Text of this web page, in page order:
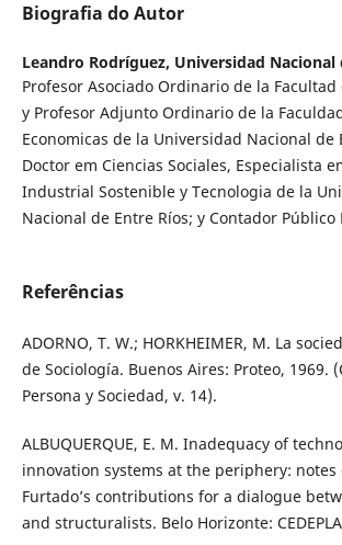
Biografia do Autor
Leandro Rodríguez, Universidad Nacional
Profesor Asociado Ordinario de la Facultad
y Profesor Adjunto Ordinario de la
Economicas de la Universidad Nacional de
Doctor em Ciencias Sociales, Especialista
Industrial Sostenible y Tecnologia de la
Nacional de Entre Ríos; y Contador Público
Referências
ADORNO, T. W.; HORKHEIMER, M. La
de Sociología. Buenos Aires: Proteo, 1969.
Persona y Sociedad, v. 14).
ALBUQUERQUE, E. M. Inadequacy of
innovation systems at the periphery: notes
Furtado’s contributions for a dialogue
and structuralists. Belo Horizonte: